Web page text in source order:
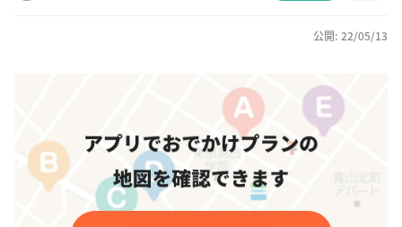
公開: 22/05/13